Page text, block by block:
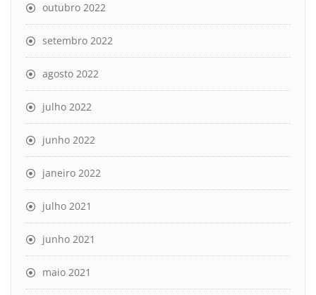
outubro 2022
setembro 2022
agosto 2022
julho 2022
junho 2022
janeiro 2022
julho 2021
junho 2021
maio 2021